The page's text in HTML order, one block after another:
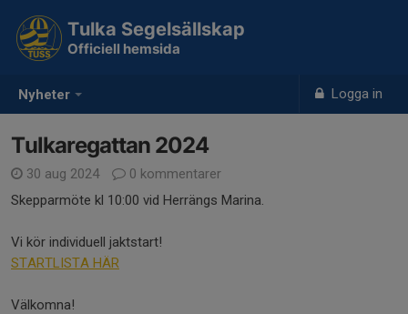
Nyheter Logga in
Tulka Segelsällskap
Officiell hemsida
Tulkaregattan 2024
30 aug 2024
0 kommentarer
Skepparmöte kl 10:00 vid Herrängs Marina.
Vi kör individuell jaktstart!
STARTLISTA HÄR
Välkomna!